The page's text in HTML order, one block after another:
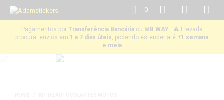
Pagamentos por Transferência Bancáriaou MB WAY · ⚠️ Elevada
procura: envios em 1 a 7 dias úteis, podendo estender até +1 semana
e meia
0